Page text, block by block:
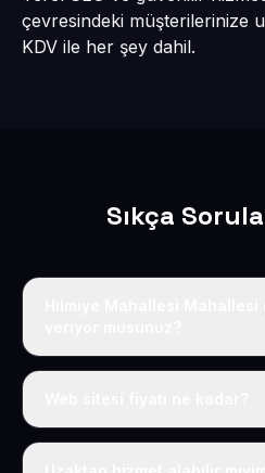
çevresindeki müşterilerinize
KDV ile her şey dahil.
Sıkça
Evet, Hilmiye Mahallesi dahil
Tek fiyat: yılda 50 USD +